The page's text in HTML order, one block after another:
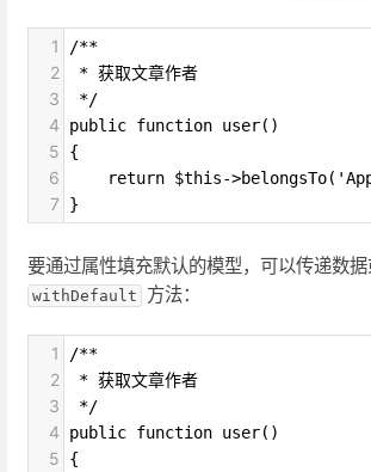
1 /**
2 * 获取文章作者
3 */
4 public function user()
5 {
6
return $this-
7 }
要通过属性填充默认的模型，可以传递数据
withDefault 方法：
1 /**
2 * 获取文章作者
3 */
4 public function user()
5 {